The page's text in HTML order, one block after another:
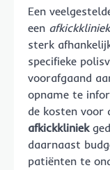
Een
een
sterk
specifieke
voorafgaand
opname te
de kosten voor
afkickkliniek
daarnaast
patiënten te